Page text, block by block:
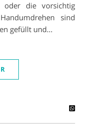
oder die vorsichtig
sind
gefüllt und…